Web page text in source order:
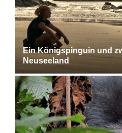
Ein Königspinguin und
Neuseeland